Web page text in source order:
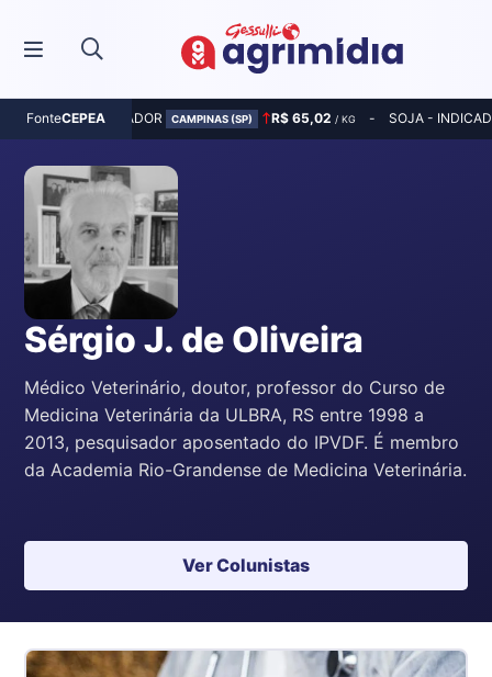
FonteCEPEA
MILHO - INDICADOR CAMPINAS (SP) R$ 65,02 / KG SOJA -
Sérgio J. de Oliveira
Médico Veterinário, doutor, professor do Curso de
Medicina Veterinária da ULBRA, RS entre 1998 a
2013, pesquisador aposentado do IPVDF. É membro
da Academia Rio-Grandense de Medicina Veterinária.
Ver Colunistas